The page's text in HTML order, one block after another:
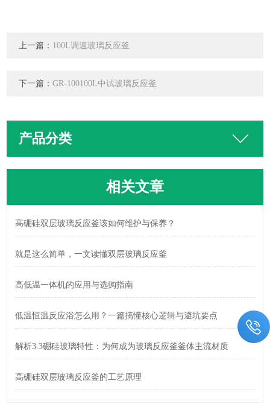
上一篇： 100L调速玻璃反应釜
下一篇：GR-100100L中试玻璃反应釜
产品分类
相关文章
高硼硅双层玻璃反应釜该如何维护与保养？
就是这么简单，一文读懂双层玻璃反应釜
高低温一体机的应用与选购指南
低温恒温反应浴怎么用？一篇搞懂核心逻辑与避坑要点
解析3.3硼硅玻璃特性：为何成为玻璃反应釜釜体主流材质
高硼硅双层玻璃反应釜的工艺原理